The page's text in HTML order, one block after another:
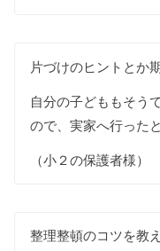
片づけのヒントとか
自分の子どももそう
ので、実家へ行った
（小２の保護者様）
整理整頓のコツを教